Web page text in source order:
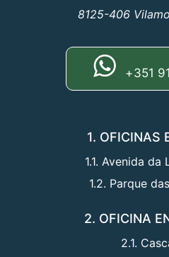
8125-406
+351
1. OFICINAS
1.1. Avenida da
1.2. Parque
2. OFICINA
2.1.